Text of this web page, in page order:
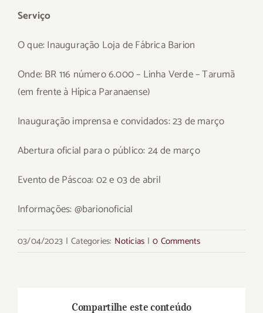
Serviço
O que: Inauguração Loja de Fábrica Barion
Onde: BR 116 número 6.000 – Linha Verde – Tarumã
(em frente à Hípica Paranaense)
Inauguração imprensa e convidados: 23 de março
Abertura oficial para o público: 24 de março
Evento de Páscoa: 02 e 03 de abril
Informações: @barionoficial
03/04/2023 | Categories: Notícias | 0 Comments
Compartilhe este conteúdo